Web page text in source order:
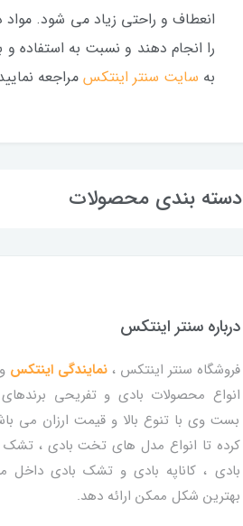
انعطاف و راحتی زیاد می شود.
به سایت سنتر اینتکسمراجعه
دسته بندی محصولات
درباره سنتر اینتکس
فروشگاه سنتر اینتکس ،نمایندگی اینتکس
انواع محصولات بادی و تفریحی
بست وی با تنوع بالا و قیمت ارزان می
کرده تا انواع مدل های تخت بادی ، تشک
بادی ، کاناپه بادی و تشک بادی داخل
بهترین شکل ممکن ارائه دهد.